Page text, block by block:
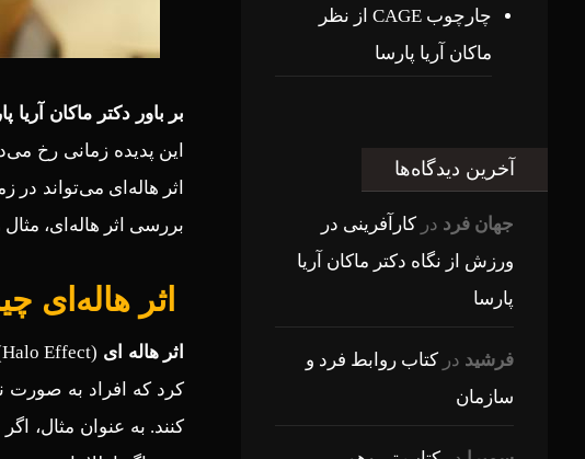
بر باور دکترماکان آریا
این پدیده زمانی رخ
اثر هاله‌ای می‌تواند
بررسی اثر هاله‌ای،
اثر هاله‌ای
اثر هاله ای
کرد که افراد به صورت
کنند. به عنوان مثال،
چارچوب CAGE از نظر
ماکان آریا پارسا
آخرین دیدگاه‌ها
جهان فرد در کارآفرینی در
ورزش از نگاه دکتر ماکان آریا
پارسا
فرشید در کتاب روابط فرد و
سازمان